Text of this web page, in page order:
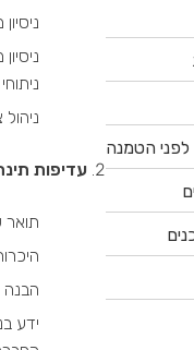
ניסיון מוכח של 5 שנים לפחות בתפקידי ניהול
ניהול צוות
עדיפות
תואר
הבנה
לפני הטמנה